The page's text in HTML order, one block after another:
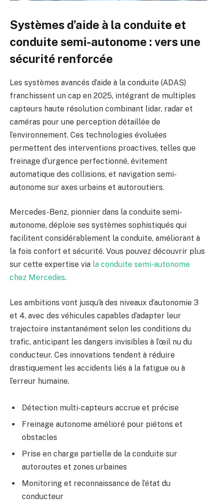
Systèmes d’aide à la conduite et
conduite semi-autonome : vers une
sécurité renforcée
Les systèmes avancés d’aide à la conduite (ADAS)
franchissent un cap en 2025, intégrant de multiples
capteurs haute résolution combinant lidar, radar et
caméras pour une perception détaillée de
l’environnement. Ces technologies évoluées
permettent des interventions proactives, telles que
freinage d’urgence perfectionné, évitement
automatique des collisions, et navigation semi-
autonome sur axes urbains et autoroutiers.
Mercedes-Benz, pionnier dans la conduite semi-
autonome, déploie ses systèmes sophistiqués qui
facilitent considérablement la conduite, améliorant à
la fois confort et sécurité. Vous pouvez découvrir plus
sur cette expertise via la conduite semi-autonome
chez Mercedes.
Les ambitions vont jusqu’à des niveaux d’autonomie 3
et 4, avec des véhicules capables d’adapter leur
trajectoire instantanément selon les conditions du
trafic, anticipant les dangers invisibles à l’œil nu du
conducteur. Ces innovations tendent à réduire
drastiquement les accidents liés à la fatigue ou à
l’erreur humaine.
Détection multi-capteurs accrue et précise
Freinage autonome amélioré pour piétons et
obstacles
Prise en charge partielle de la conduite sur
autoroutes et zones urbaines
Monitoring et reconnaissance de l’état du
conducteur